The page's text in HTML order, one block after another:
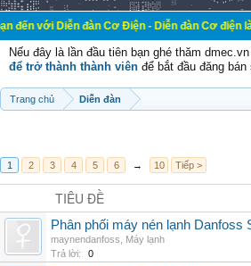
đàn Cơ Điện - Diễn đàn Cơ điện là nơi
Nếu đây là lần đầu tiên bạn ghé thăm
để trở thành thành viên để bắt đầu đăng
Trang chủ Diễn đàn
1 2 3 4 5 6 → 10 Tiếp >
TIÊU ĐỀ
Phân phối máy nén lạnh Danfoss
maynendanfoss
Máy lạnh
Trả lời:
0